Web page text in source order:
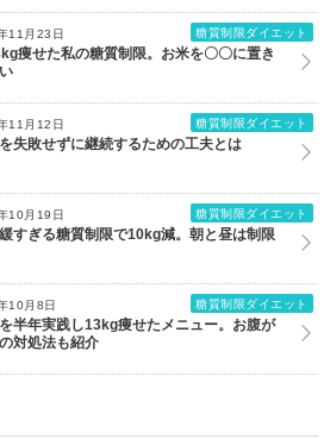
11月23日 糖質制限ダイエット
痩せた私の糖質制限。お米を〇〇に置き
11月12日 糖質制限ダイエット
失敗せずに継続するための工夫とは
10月19日 糖質制限ダイエット
すぎる糖質制限で10kg減。朝と昼は制限
10月8日 糖質制限ダイエット
半年実践し13kg痩せたメニュー。お腹が
対処法も紹介